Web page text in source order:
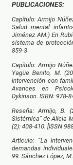
PUBLICACIONES:
Capítulo: Armijo
Salud mental
Jiménez AM.) En
sistema de
859-3
Capítulo: Armijo
Yagüe Benito, M.
intervención con
Avances en
Dykinson. ISBN: 978-
Reseña: Armijo, B.
Sistémica” de Alicia
(2): 408-410. [ISSN
Artículo: “La
demandas
99. Sánchez López,